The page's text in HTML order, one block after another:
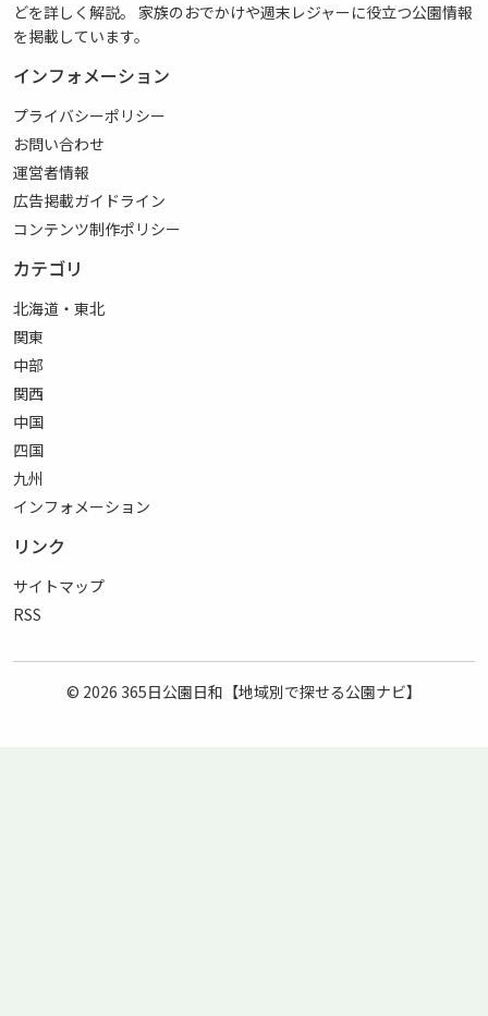
どを詳しく解説。 家族のおでかけや週末レジャーに役立つ公園情報
を掲載しています。
インフォメーション
プライバシーポリシー
お問い合わせ
運営者情報
広告掲載ガイドライン
コンテンツ制作ポリシー
カテゴリ
北海道・東北
関東
中部
関西
中国
四国
九州
インフォメーション
リンク
サイトマップ
RSS
© 2026 365日公園日和【地域別で探せる公園ナビ】